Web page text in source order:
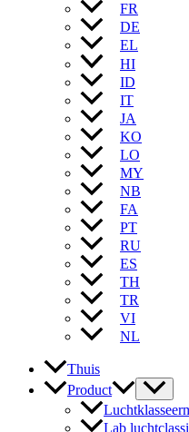
FR
DE
EL
HI
ID
IT
JA
KO
LO
MY
NB
FA
PT
RU
ES
TH
TR
VI
NL
Thuis
Product
Lab